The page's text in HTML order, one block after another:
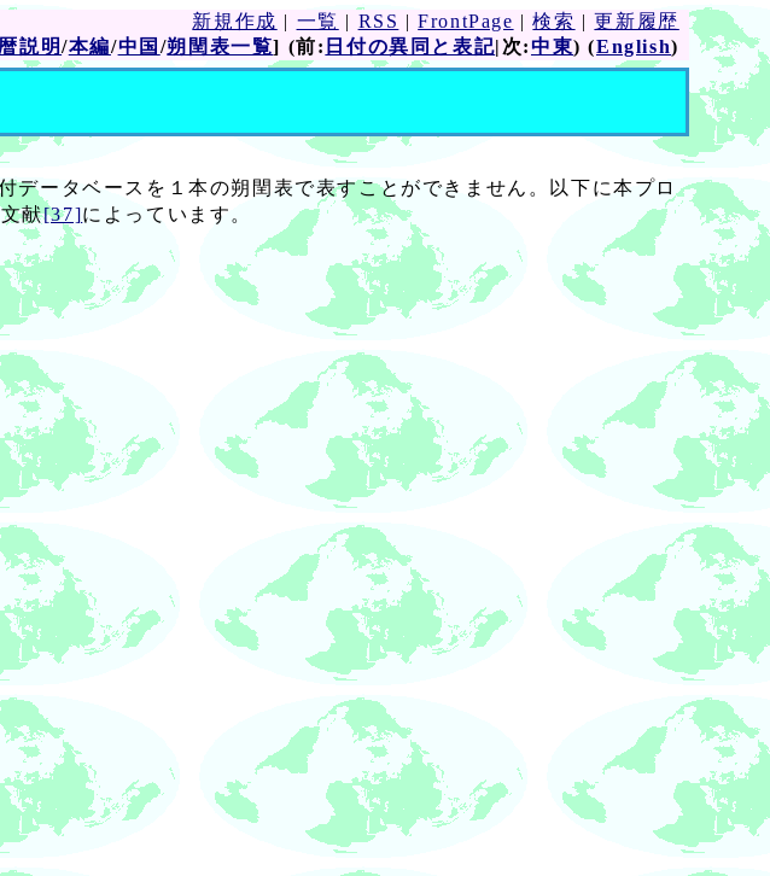
新規作成 | 一覧 | RSS |FrontPage |検索 |更新履歴
暦説明/本編/中国 /朔閏表一覧] (前: 日付の異同と表記|次:中東) (English)
ータベースを１本の朔閏表で表すことができません。以下に本プロ
献[37]によっています。